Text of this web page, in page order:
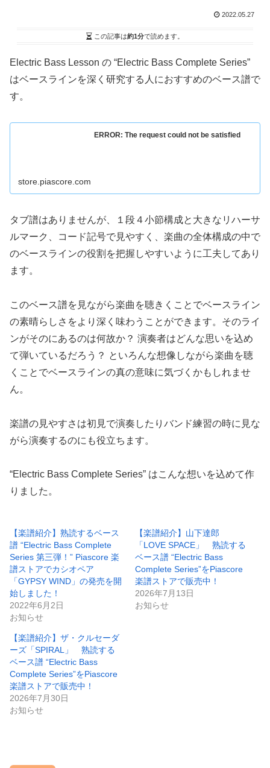
2022.05.27
この記事は約1分で読めます。
Electric Bass Lesson の “Electric Bass Complete Series”
はベースラインを深く研究する人におすすめのベース譜で
す。
ERROR: The request could not be satisfied
store.piascore.com
タブ譜はありませんが、１段４小節構成と大きなリハーサ
ルマーク、コード記号で見やすく、楽曲の全体構成の中で
のベースラインの役割を把握しやすいように工夫してあり
ます。
このベース譜を見ながら楽曲を聴きくことでベースライン
の素晴らしさをより深く味わうことができます。そのライ
ンがそのにあるのは何故か？ 演奏者はどんな思いを込め
て弾いているだろう？ といろんな想像しながら楽曲を聴
くことでベースラインの真の意味に気づくかもしれませ
ん。
楽譜の見やすさは初見で演奏したりバンド練習の時に見な
がら演奏するのにも役立ちます。
“Electric Bass Complete Series” はこんな想いを込めて作
りました。
【楽譜紹介】熟読するベース
譜 “Electric Bass Complete
Series 第三弾！” Piascore 楽
譜ストアでカシオペア
「GYPSY WIND」の発売を開
始しました！
2022年6月2日
お知らせ
【楽譜紹介】山下達郎
「LOVE SPACE」 熟読する
ベース譜 “Electric Bass
Complete Series”をPiascore
楽譜ストアで販売中！
2026年7月13日
お知らせ
【楽譜紹介】ザ・クルセーダ
ーズ「SPIRAL」 熟読する
ベース譜 “Electric Bass
Complete Series”をPiascore
楽譜ストアで販売中！
2026年7月30日
お知らせ